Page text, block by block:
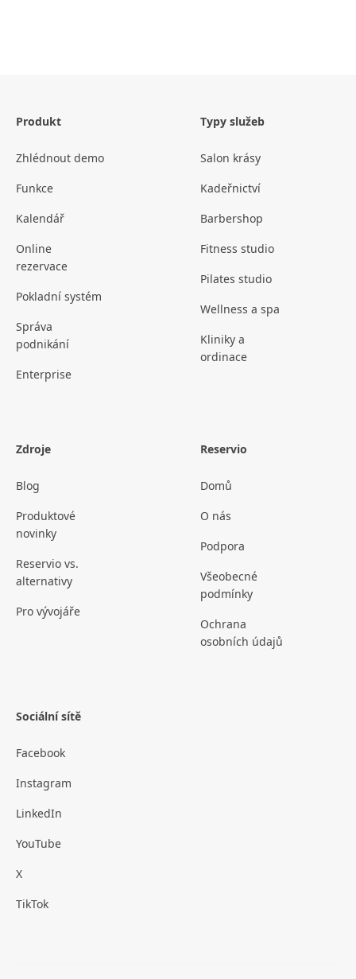
Produkt
Zhlédnout demo
Funkce
Kalendář
Online
rezervace
Pokladní systém
Správa
podnikání
Enterprise
Typy služeb
Salon krásy
Kadeřnictví
Barbershop
Fitness studio
Pilates studio
Wellness a spa
Kliniky a
ordinace
Zdroje
Blog
Produktové
novinky
Reservio vs.
alternativy
Pro vývojáře
Reservio
Domů
O nás
Podpora
Všeobecné
podmínky
Ochrana
osobních údajů
Sociální sítě
Facebook
Instagram
LinkedIn
YouTube
X
TikTok